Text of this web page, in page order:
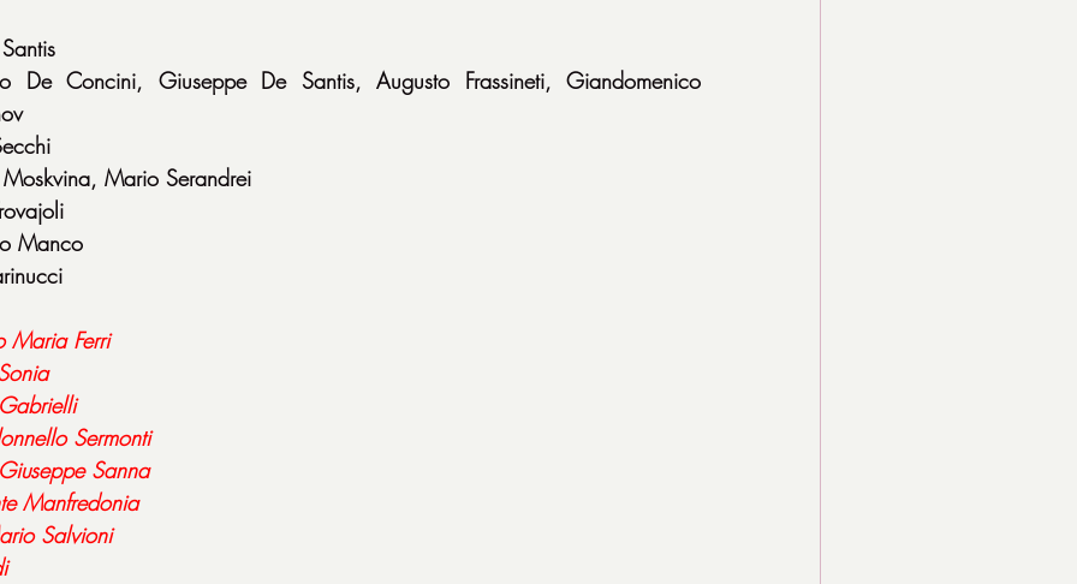
De Concini, Giuseppe De Santis, Augusto Frassineti, Giandomenico
Mario Serandrei
Manco
Maria Ferri
Gabrielli
Sermonti
Giuseppe Sanna
Manfredonia
Salvioni